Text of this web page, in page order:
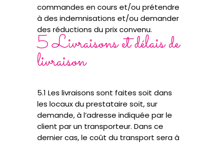
commandes en cours et/ou prétendre
à des indemnisations et/ou demander
des réductions du prix convenu.
5 Livraisons et délais de
livraison
5.1 Les livraisons sont faites soit dans
les locaux du prestataire soit, sur
demande, à l’adresse indiquée par le
client par un transporteur. Dans ce
dernier cas, le coût du transport sera à